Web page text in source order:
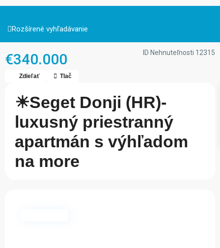
Rozšírené vyhľadávanie
ID Nehnuteľnosti 12315
€340.000
Zdieľať Tlač
☀Seget Donji (HR)-
luxusný priestranný
apartmán s výhľadom
na more